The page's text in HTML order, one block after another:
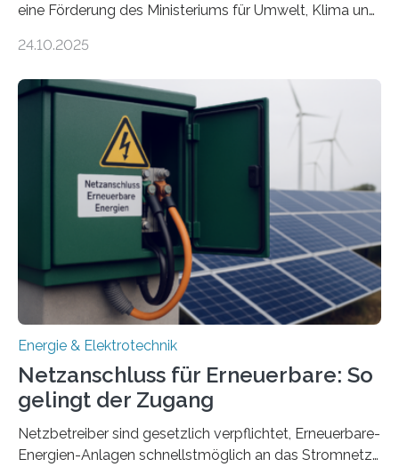
eine Förderung des Ministeriums für Umwelt, Klima und
Forschungsprojekt „LAGER – Langzeitspeicherung in
Quartieren“ eingeworben. Ziel des Projekts ist die
Entwicklung, Erprobung und Demonstration von
Konzepten zur langfristigen Energiespeicherung in
sektorübergreifend vernetzten Energiesystemen. Das
Projekt startete am 15. Oktober 2025, hat eine Laufzeit
von drei Jahren und ein Gesamtvolumen von rund 2,9
Millionen Euro, wovon 2,6 Millionen Euro durch das
Ministerium für Umwelt, Klima und…
24.10.2025
Energie & Elektrotechnik
Netzanschluss für Erneuerbare: So
gelingt der Zugang
Netzbetreiber sind gesetzlich verpflichtet, Erneuerbare-
Energien-Anlagen schnellstmöglich an das Stromnetz